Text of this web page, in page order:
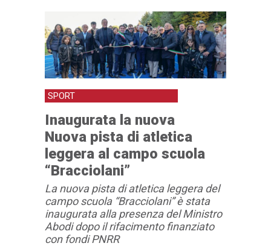
SPORT
Inaugurata la nuova
Nuova pista di atletica
leggera al campo scuola
“Bracciolani”
La nuova pista di atletica leggera del
campo scuola “Bracciolani” è stata
inaugurata alla presenza del Ministro
Abodi dopo il rifacimento finanziato
con fondi PNRR